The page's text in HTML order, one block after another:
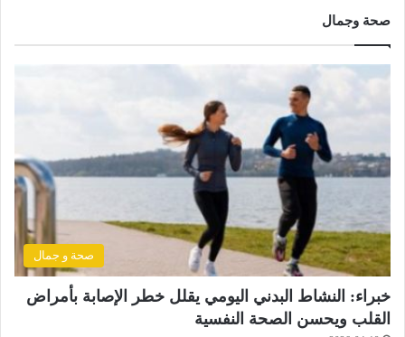
صحة وجمال
صحة و جمال
خبراء: النشاط البدني اليومي يقلل خطر الإصابة بأمراض
القلب ويحسن الصحة النفسية